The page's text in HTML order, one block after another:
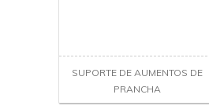
SUPORTE DE AUMENTOS DE
PRANCHA